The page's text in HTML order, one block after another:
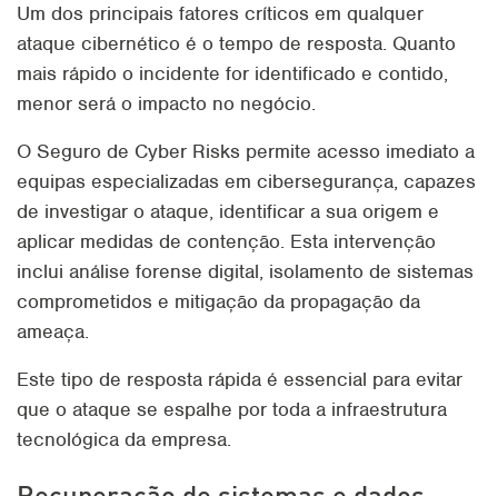
Um dos principais fatores críticos em qualquer
ataque cibernético é o tempo de resposta. Quanto
mais rápido o incidente for identificado e contido,
menor será o impacto no negócio.
O Seguro de Cyber Risks permite acesso imediato a
equipas especializadas em cibersegurança, capazes
de investigar o ataque, identificar a sua origem e
aplicar medidas de contenção. Esta intervenção
inclui análise forense digital, isolamento de sistemas
comprometidos e mitigação da propagação da
ameaça.
Este tipo de resposta rápida é essencial para evitar
que o ataque se espalhe por toda a infraestrutura
tecnológica da empresa.